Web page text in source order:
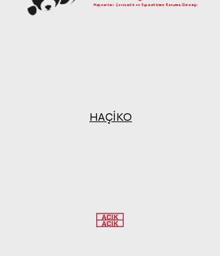
HAÇİKO